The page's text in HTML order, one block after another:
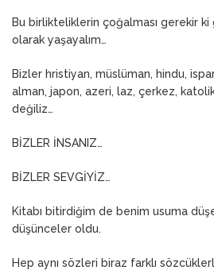
Bu birlikteliklerin çoğalması gerekir
olarak yaşayalım…
Bizler hristiyan, müslüman, hindu,
alman, japon, azeri, laz, çerkez,
değiliz…
BİZLER İNSANIZ…
BİZLER SEVGİYİZ…
Kitabı bitirdiğim de benim usuma
düşünceler oldu.
Hep aynı sözleri biraz farklı